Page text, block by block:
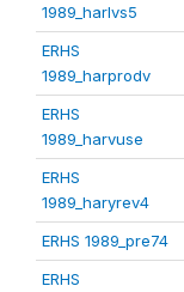
1989_harlvs5
ERHS
1989_harprodv
ERHS
1989_harvuse
ERHS
1989_haryrev4
ERHS 1989_pre74
ERHS